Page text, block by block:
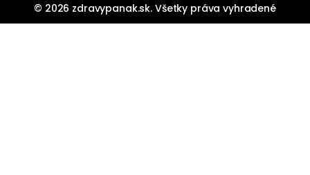
© 2026 zdravypanak.sk. Všetky práva vyhradené